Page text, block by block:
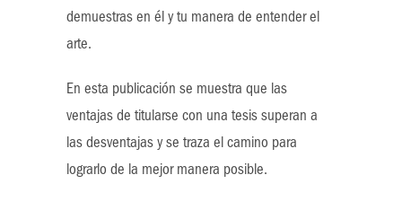
demuestras en él y tu manera de entender el
arte.
En esta publicación se muestra que las
ventajas de titularse con una tesis superan a
las desventajas y se traza el camino para
lograrlo de la mejor manera posible.